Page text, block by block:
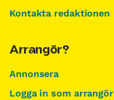
Kontakta redaktionen
Arrangör?
Annonsera
Logga in som arrangör